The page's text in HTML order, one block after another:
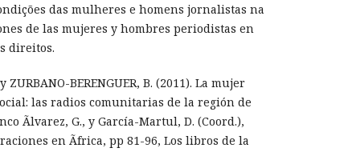
das mulheres e homens jornalistas na
de las mujeres y hombres periodistas en
direitos.
ZURBANO-BERENGUER, B. (2011). La mujer
las radios comunitarias de la región de
Ãlvarez, G., y García-Martul, D. (Coord.),
en Ãfrica, pp 81-96, Los libros de la